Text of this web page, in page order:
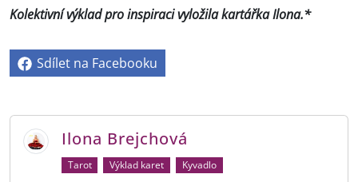
Kolektivní výklad pro inspiraci vyložila kartářka Ilona.*
Sdílet na Facebooku
Ilona Brejchová
Tarot Výklad karet Kyvadlo